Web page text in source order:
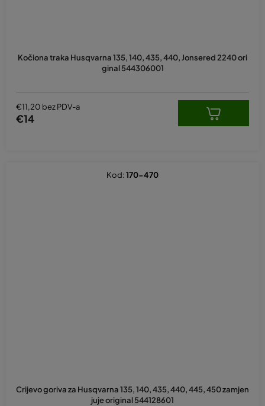
Kočiona traka Husqvarna 135, 140, 435, 440, Jonsered 2240 ori
ginal 544306001
€11,20 bez PDV-a
€14
Crijevo goriva za Husqvarna 135, 140, 435, 440, 445, 450 zamjen
juje original 544128601
Kod:170-470